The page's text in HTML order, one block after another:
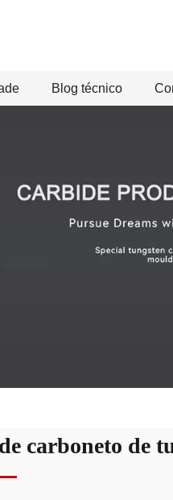
Blog técnico
carboneto de